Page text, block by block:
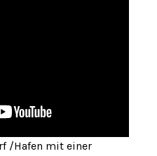
/Hafen mit einer